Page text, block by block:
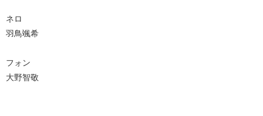
ネロ
羽鳥颯希
フォン
大野智敬